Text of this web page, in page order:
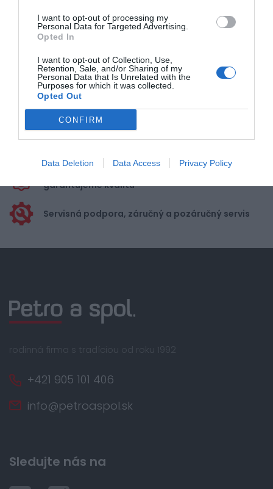
I want to opt-out of processing my
Personal Data for Targeted Advertising.
Opted In
I want to opt-out of Collection, Use,
Retention, Sale, and/or Sharing of my
Personal Data that Is Unrelated with the
Purposes for which it was collected.
Opted Out
CONFIRM
Data Deletion Data Access Privacy Policy
Pre pridanie recenzie sa musíte
prihlásiť
Doprava zadarmo pri
nákupe nad 100,00 €
Bezpečná platba
garantujeme kvalitu
Servisná podpora, záručný a pozáručný servis
rodinná firma s tradíciou od roku 1992
+421 905 101 406
info@petroaspol.sk
Sledujte nás na